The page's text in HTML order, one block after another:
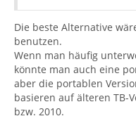
Die beste Alternative
benutzen.
Wenn man häufig
könnte man auch eine
aber die portablen
basieren auf älteren TB-
bzw. 2010.